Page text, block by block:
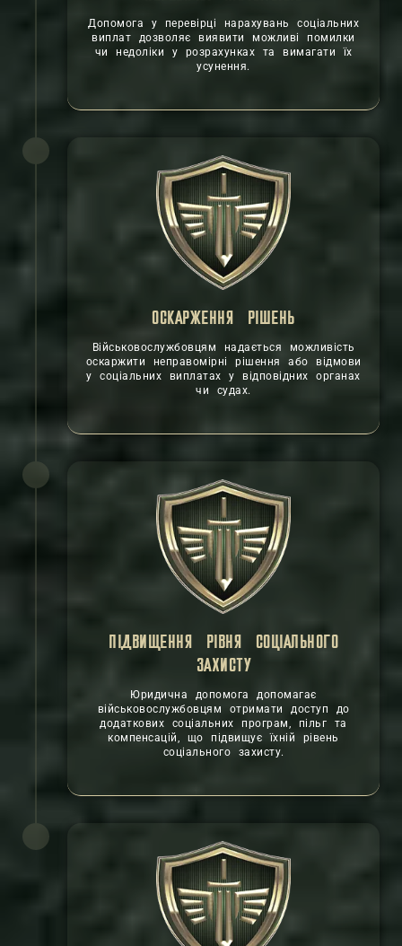
Допомога у перевірці нарахувань соціальних
виплат дозволяє виявити можливі помилки
чи недоліки у розрахунках та вимагати їх
усунення.
ОСКАРЖЕННЯ РІШЕНЬ
Військовослужбовцям надається можливість
оскаржити неправомірні рішення або відмови
у соціальних виплатах у відповідних органах
чи судах.
ПІДВИЩЕННЯ РІВНЯ СОЦІАЛЬНОГО
ЗАХИСТУ
Юридична допомога допомагає
військовослужбовцям отримати доступ до
додаткових соціальних програм, пільг та
компенсацій, що підвищує їхній рівень
соціального захисту.